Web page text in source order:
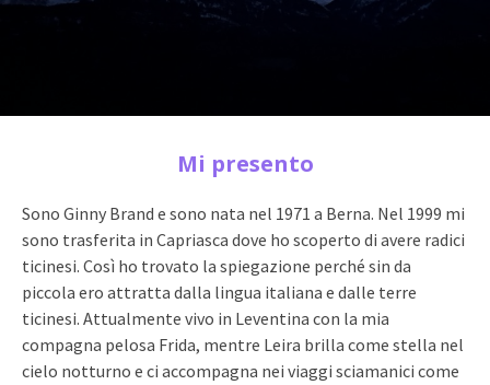
Mi presento
Sono Ginny Brand e sono nata nel 1971 a Berna. Nel 1999 mi
sono trasferita in Capriasca dove ho scoperto di avere radici
ticinesi. Così ho trovato la spiegazione perché sin da
piccola ero attratta dalla lingua italiana e dalle terre
ticinesi. Attualmente vivo in Leventina con la mia
compagna pelosa Frida, mentre Leira brilla come stella nel
cielo notturno e ci accompagna nei viaggi sciamanici come